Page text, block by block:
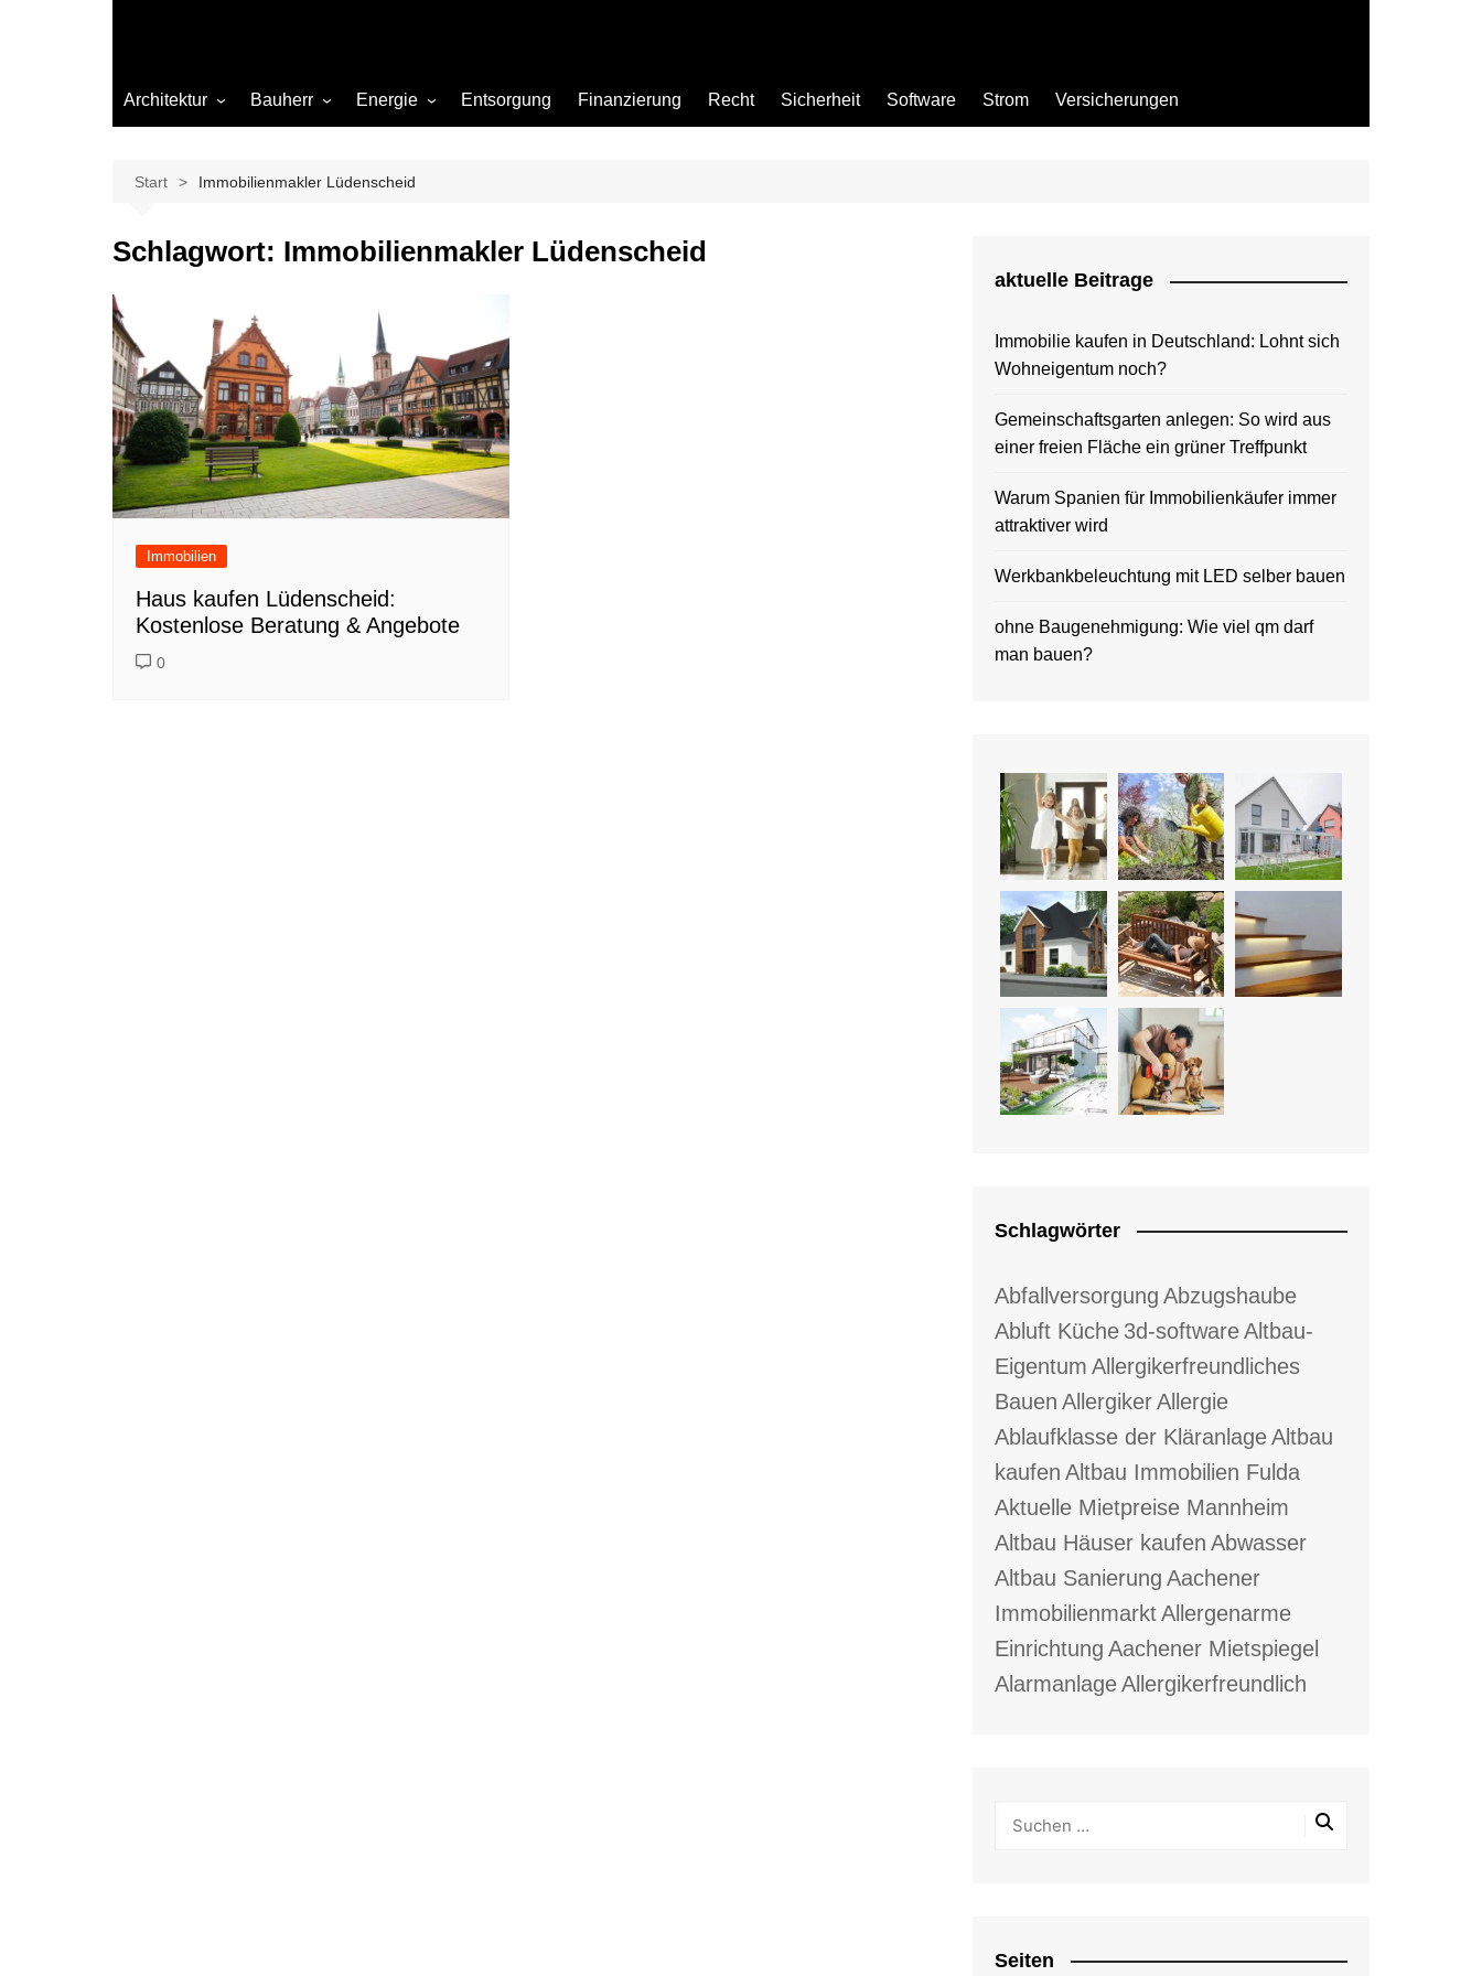
Architektur Bauherr
Beleuchtung
Büro
Garten
Materialien
Renovierung
Sanierung
Hygiene
Energie
Gas
Entsorgung Finanzierung Recht Sicherheit Software Strom Versicherungen
Start Immobilienmakler Lüdenscheid
Schlagwort: Immobilienmakler Lüdenscheid
Immobilien
Haus kaufen Lüdenscheid:
Kostenlose Beratung & Angebote
0
aktuelle Beitrage
Immobilie kaufen in Deutschland: Lohnt sich
Wohneigentum noch?
Gemeinschaftsgarten anlegen: So wird aus
einer freien Fläche ein grüner Treffpunkt
Warum Spanien für Immobilienkäufer immer
attraktiver wird
Werkbankbeleuchtung mit LED selber bauen
ohne Baugenehmigung: Wie viel qm darf
man bauen?
Schlagwörter
Abfallversorgung Abzugshaube
Abluft Küche 3d-softwareAltbau-
Eigentum Allergikerfreundliches
Bauen AllergikerAllergie
Ablaufklasse der KläranlageAltbau
kaufen Altbau Immobilien Fulda
Aktuelle Mietpreise Mannheim
Altbau Häuser kaufen Abwasser
Altbau Sanierung Aachener
ImmobilienmarktAllergenarme
Einrichtung Aachener Mietspiegel
AlarmanlageAllergikerfreundlich
Seiten